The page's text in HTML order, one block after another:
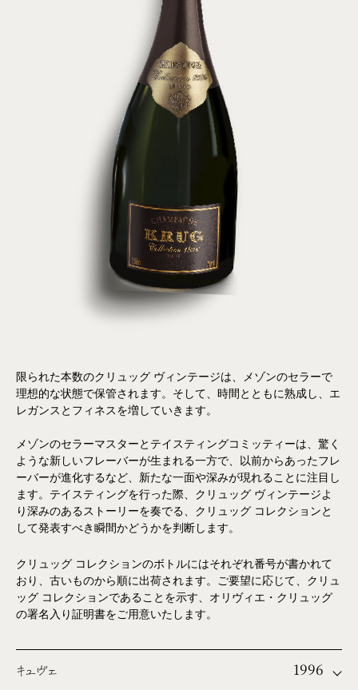
限られた本数のクリュッグ ヴィンテージは、メゾンのセラーで
理想的な状態で保管されます。そして、時間とともに熟成し、エ
レガンスとフィネスを増していきます。
メゾンのセラーマスターとテイスティングコミッティーは、驚く
ような新しいフレーバーが生まれる一方で、以前からあったフレ
ーバーが進化するなど、新たな一面や深みが現れることに注目し
ます。テイスティングを行った際、クリュッグ ヴィンテージよ
り深みのあるストーリーを奏でる、クリュッグ コレクションと
して発表すべき瞬間かどうかを判断します。
クリュッグ コレクションのボトルにはそれぞれ番号が書かれて
おり、古いものから順に出荷されます。ご要望に応じて、クリュ
ッグ コレクションであることを示す、オリヴィエ・クリュッグ
の署名入り証明書をご用意いたします。
キュヴェ 1996